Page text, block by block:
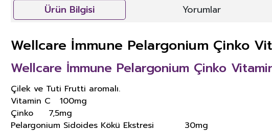
Ürün Bilgisi Yorumlar
Wellcare İmmune Pelargonium Çinko
Wellcare İmmune Pelargonium Çinko
Çilek ve Tuti Frutti aromalı.
Vitamin C 100mg
Çinko 7,5mg
Pelargonium Sidoides Kökü Ekstresi 30mg